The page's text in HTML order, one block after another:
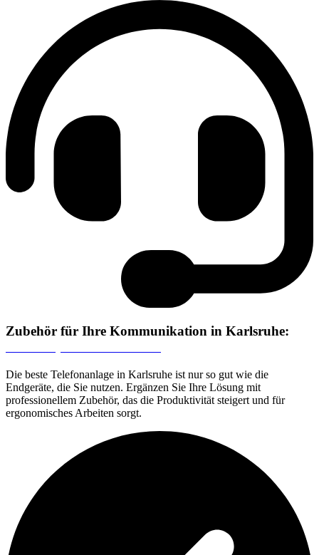
Zubehör für Ihre Kommunikation in Karlsruhe:
Die beste Telefonanlage in Karlsruhe ist nur so gut wie die
Endgeräte, die Sie nutzen. Ergänzen Sie Ihre Lösung mit
professionellem Zubehör, das die Produktivität steigert und für
ergonomisches Arbeiten sorgt.